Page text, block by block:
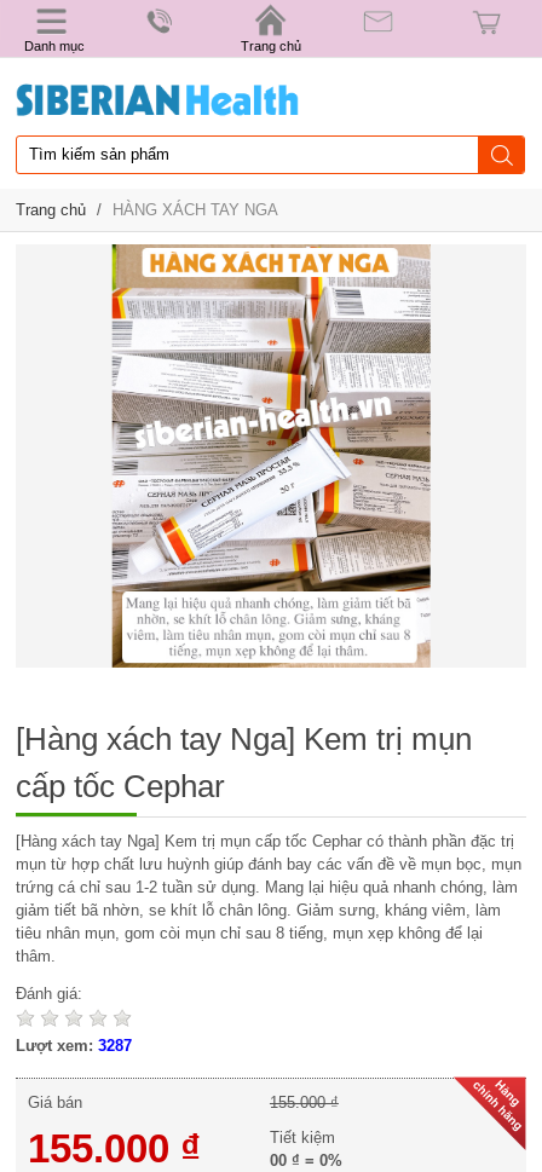
Danh mục Trang chủ
Trang chủ / HÀNG XÁCH TAY NGA
[Hàng xách tay Nga] Kem trị mụn
cấp tốc Cephar
[Hàng xách tay Nga] Kem trị mụn cấp tốc Cephar có thành phần đặc trị
mụn từ hợp chất lưu huỳnh giúp đánh bay các vấn đề về mụn bọc, mụn
trứng cá chỉ sau 1-2 tuần sử dụng. Mang lại hiệu quả nhanh chóng, làm
giảm tiết bã nhờn, se khít lỗ chân lông. Giảm sưng, kháng viêm, làm
tiêu nhân mụn, gom còi mụn chỉ sau 8 tiếng, mụn xẹp không để lại
thâm.
Đánh giá:
Lượt xem:3287
Giá bán
155.000 ₫
155.000 ₫
Tiết kiệm
00 ₫ = 0%